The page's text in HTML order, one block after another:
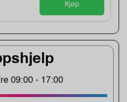
09:00 - 17:00
Kjøp